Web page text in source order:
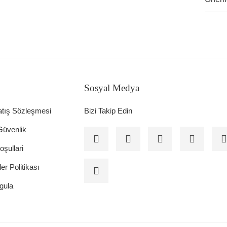
Sözleşmesi
Politikası
Sosyal Medya
Bizi Takip Edin